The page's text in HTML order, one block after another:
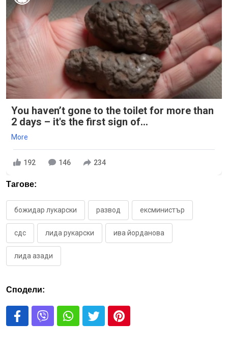
You haven’t gone to the toilet for more than
2 days – it's the first sign of...
More
192 146 234
Тагове:
божидар лукарски развод ексминистър
сдс лида рукарски ива йорданова
лида азади
Сподели: